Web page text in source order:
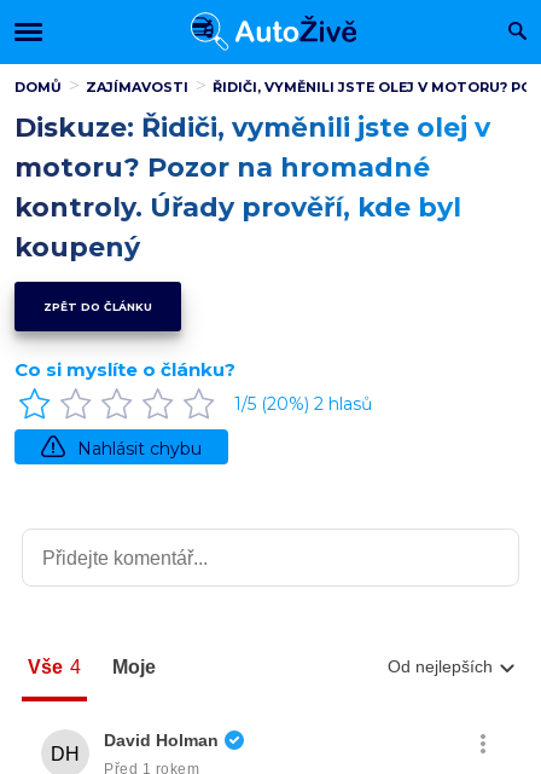
DOMŮ ZAJÍMAVOSTI ŘIDIČI, VYMĚNILI JSTE OLEJ V MOTORU?
Diskuze: Řidiči, vyměnili jste olej v
motoru? Pozor na hromadné
kontroly. Úřady prověří, kde byl
koupený
ZPĚT DO ČLÁNKU
Co si myslíte o článku?
1/5 (20%) 2 hlasů
Nahlásit chybu